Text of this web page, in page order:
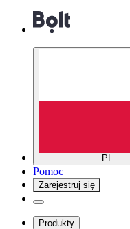
PL
Pomoc
Zarejestruj się
Produkty